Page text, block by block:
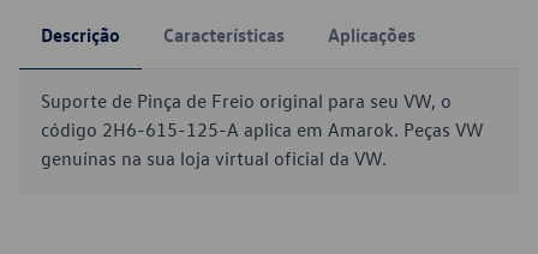
Descrição Características Aplicações
Suporte de Pinça de Freio original para seu VW, o
código 2H6-615-125-A aplica em Amarok. Peças VW
genuínas na sua loja virtual oficial da VW.